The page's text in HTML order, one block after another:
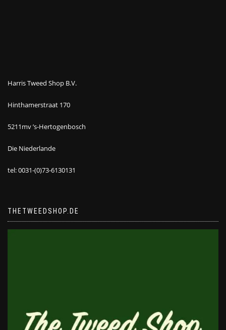
Harris Tweed Shop B.V.
Hinthamerstraat 170
5211mv ’s-Hertogenbosch
Die Niederlande
tel: 0031-(0)73-6130131
THETWEEDSHOP.DE